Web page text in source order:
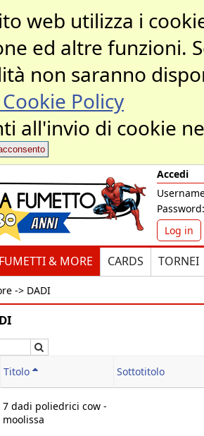
web utilizza i
ed altre funzioni.
non saranno
Policy
all'invio di cookie
Accedi
Password:
Log in
FUMETTI & MORE CARDS TORNEI
-> DADI
Titolo Sottotitolo
7 dadi poliedrici cow -
moolissa